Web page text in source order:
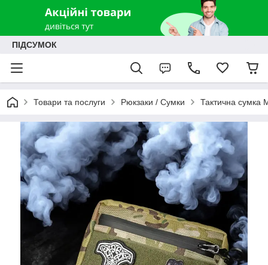
ПІДСУМОК
Товари та послуги Рюкзаки / Сумки Тактична сумка